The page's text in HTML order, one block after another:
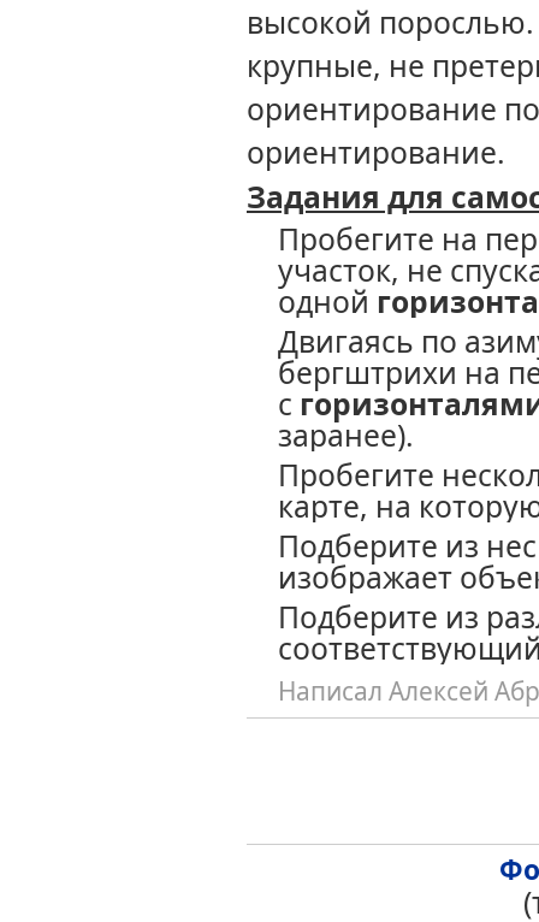
высокой
крупные, не
ориентирование
ориентирование.
Задания для
Пробегите на
участок, не
одной
Двигаясь по
бергштрихи на
с
заранее).
Пробегите
карте, на
Подберите из
изображает
Подберите из
Написал Алексей